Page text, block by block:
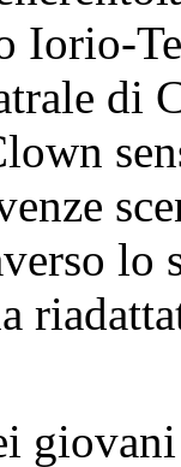
Iorio-
di